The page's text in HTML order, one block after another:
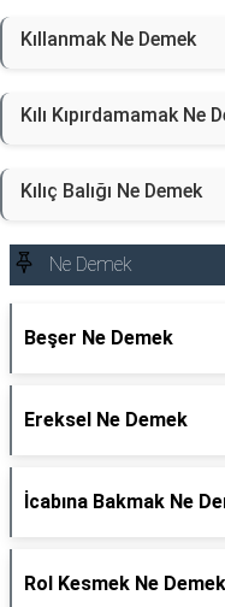
Kıllanmak Ne Demek
Kılı Kıpırdamamak Ne
Kılıç Balığı Ne Demek
Ne Demek
Beşer Ne Demek
Ereksel Ne Demek
İcabına Bakmak Ne
Rol Kesmek Ne Demek